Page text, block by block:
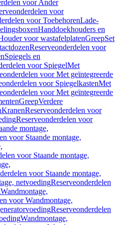
voor Ander
voor
voor ToebehorenLade-
Handdoekhouders en
voor wastafelplatenGreepSet
Reserveonderdelen voor
Spiegels en
voor SpiegelMet
voor Met geïntegreerde
voor SpiegelkastenMet
voor Met geïntegreerde
GreepVerdere
KranenReserveonderdelen voor
Reserveonderdelen voor
montage,
voor Staande montage,
voor Staande montage,
voor Staande montage,
netvoedingReserveonderdelen
Wandmontage,
voor Wandmontage,
Reserveonderdelen
Wandmontage,